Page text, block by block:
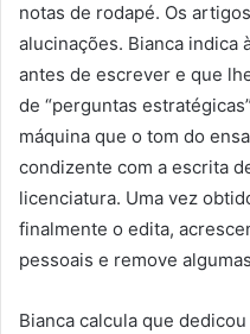
notas de rodapé. Os
alucinações. Bianca indica
antes de escrever e que
de “perguntas
máquina que o tom do
condizente com a escrita
licenciatura. Uma vez
finalmente o edita,
pessoais e remove
Bianca calcula que